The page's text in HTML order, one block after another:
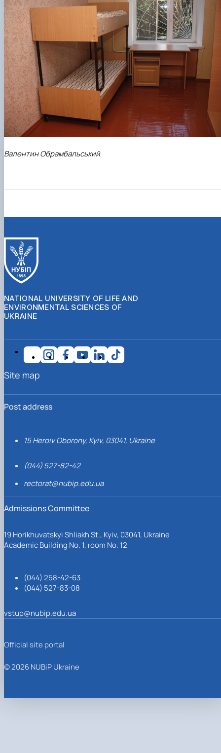
Валентин Обрамбальський
NATIONAL UNIVERSITY OF LIFE AND
ENVIRONMENTAL SCIENCES OF
UKRAINE
Post address
15 Heroiv Oborony, Kyiv, 03041, Ukraine
(044) 527-82-42
rectorat@nubip.edu.ua
Admissions Committee
19 Horikhuvatskyi Shliakh St., Kyiv, 03041, Ukraine
Academic Building No. 1, room No. 12
(044) 258-42-63
(044) 527-83-08
vstup@nubip.edu.ua
Site map
Official site portal
© 2026 NUBiP Ukraine